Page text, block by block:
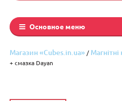
Основное меню
Магазин «Cubes.in.ua» /
+ смазка Dayan